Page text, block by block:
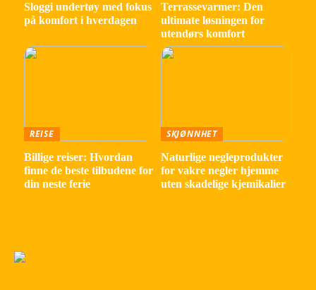
Sloggi undertøy med fokus
på komfort i hverdagen
Terrassevarmer: Den
ultimate løsningen for
utendørs komfort
REISE
Billige reiser: Hvordan
finne de beste tilbudene for
din neste ferie
SKJØNNHET
Naturlige negleprodukter
for vakre negler hjemme
uten skadelige kjemikalier